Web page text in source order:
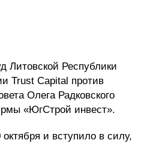
Литовской Республики
Trust Capital против
Олега Радковского
«ЮгСтрой инвест».
и вступило в силу,